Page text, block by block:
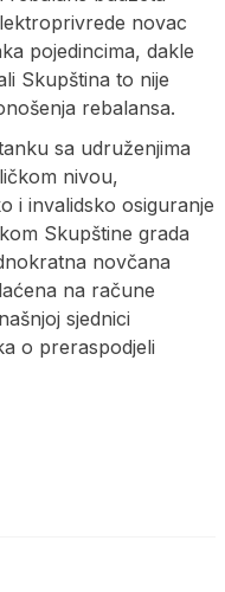
novac
pojedincima, dakle
Skupština to nije
rebalansa.
sa udruženjima
nivou,
i invalidsko osiguranje
Skupštine grada
novčana
na račune
sjednici
o preraspodjeli